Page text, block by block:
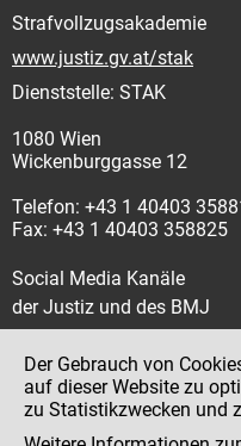
Strafvollzugsakademie
www.justiz.gv.at/stak
Dienststelle: STAK
1080 Wien
Wickenburggasse 12
Telefon: +43 1 40403
Fax: +43 1 40403 358825
Social Media Kanäle
der Justiz und des BMJ
Impressum
Der Gebrauch von
auf dieser Website zu
zu Statistikzwecken und